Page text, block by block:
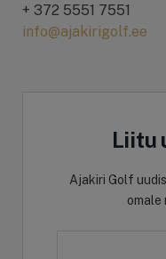
+ 372 5551 7551
info@ajakirigolf.ee
Liitu
Ajakiri Golf
omale